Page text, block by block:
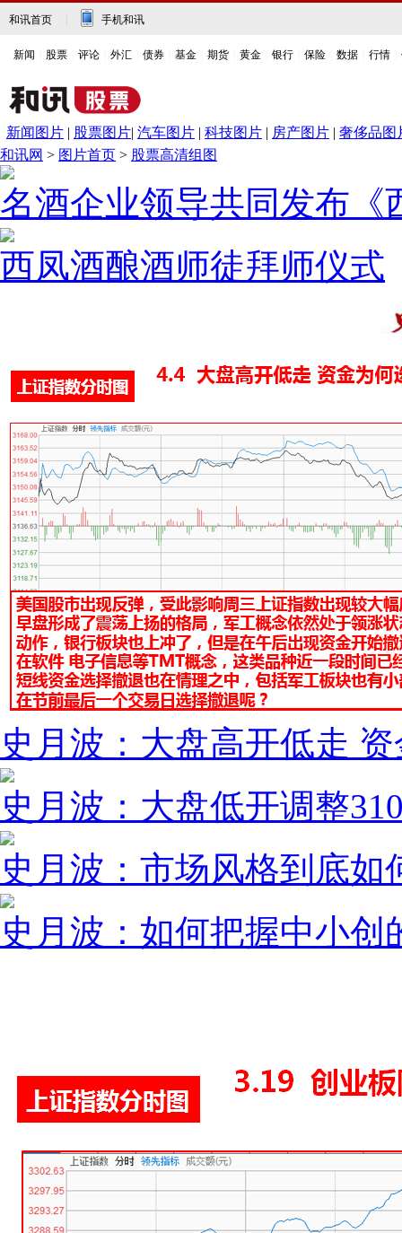
和讯首页 手机和讯
新闻 股票 评论 外汇 债券 基金 期货 黄金 银行 保险 数据 行情
新闻图片 | 股票图片| 汽车图片 | 科技图片 | 房产图片 | 奢侈品图
和讯网 > 图片首页 > 股票高清组图
名酒企业领导共同发布《
西凤酒酿酒师徒拜师仪式
史月波：大盘高开低走
史月波：大盘低开调整
史月波：市场风格到底如
史月波：如何把握中小创